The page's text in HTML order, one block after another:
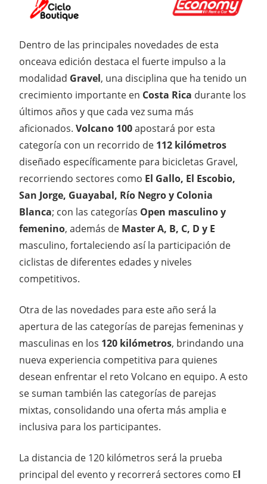
Dentro de las principales novedades de esta
onceava edición destaca el fuerte impulso a la
modalidad Gravel, una disciplina que ha tenido un
crecimiento importante en Costa Rica durante los
últimos años y que cada vez suma más
aficionados. Volcano 100apostará por esta
categoría con un recorrido de 112 kilómetros
diseñado específicamente para bicicletas Gravel,
recorriendo sectores como El Gallo, El Escobio,
San Jorge, Guayabal, Río Negro y Colonia
Blanca; con las categorías Open masculino y
femenino, además de Master A, B, C, D y E
masculino, fortaleciendo así la participación de
ciclistas de diferentes edades y niveles
competitivos.
Otra de las novedades para este año será la
apertura de las categorías de parejas femeninas y
masculinas en los 120 kilómetros, brindando una
nueva experiencia competitiva para quienes
desean enfrentar el reto Volcano en equipo. A esto
se suman también las categorías de parejas
mixtas, consolidando una oferta más amplia e
inclusiva para los participantes.
La distancia de 120 kilómetros será la prueba
principal del evento y recorrerá sectores como El